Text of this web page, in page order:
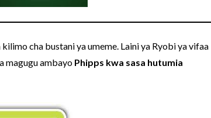
cha bustani ya umeme. Laini ya Ryobi ya vifaa
magugu ambayo Phipps kwa sasa hutumia